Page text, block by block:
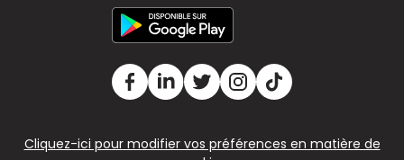
Cliquez-ici pour modifier vos préférences en matière de